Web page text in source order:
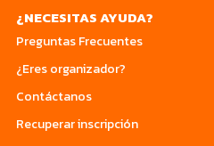
¿NECESITAS AYUDA?
Preguntas Frecuentes
¿Eres organizador?
Contáctanos
Recuperar inscripción